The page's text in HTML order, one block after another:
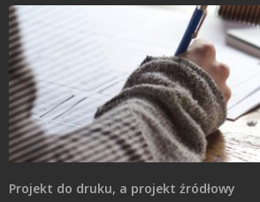
Projekt do druku, a projekt źródłowy